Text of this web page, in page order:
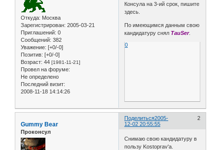
Откуда: Москва
Зарегистрирован: 2005-03-21
Приглашений: 0
Сообщений: 382
Уважение: [+0/-0]
Позитив: [+0/-0]
Возраст: 44 [1981-11-21]
Провел на форуме:
Не определено
Последний визит:
2008-11-18 14:14:26
Консула на 3-ий срок, пишите
здесь.
По имеющимся данным свою
кандидатуру снял TauSer.
0
Поделиться 2
2005-
12-02 20:55:55
Gummy Bear
Проконсул
Снимаю свою кандидатуру в
пользу Kostoprav'а.